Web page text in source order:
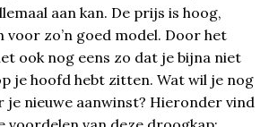
aan kan. De prijs is hoog,
voor zo’n goed model. Door het
ook nog eens zo dat je bijna niet
je hoofd hebt zitten. Wat wil je nog
je nieuwe aanwinst? Hieronder vind